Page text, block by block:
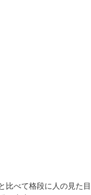
比べて格段に人の見た目